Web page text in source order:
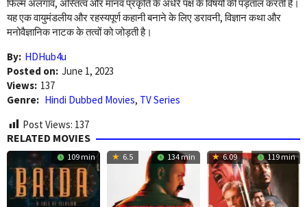
फिल्म अलगाव, अस्तित्व और मानव प्रकृति के अंधेरे पक्ष के विषयों की पड़ताल करती है।
यह एक वायुमंडलीय और रहस्यपूर्ण कहानी बनाने के लिए डरावनी, विज्ञान कथा और
मनोवैज्ञानिक नाटक के तत्वों को जोड़ती है।
By: HDHub4u
Posted on: June 1, 2023
Views: 137
Genre: Hindi Dubbed Movies, TV Series
Post Views: 137
RELATED MOVIES
109 min 6.5 134 min 6.09 119 min